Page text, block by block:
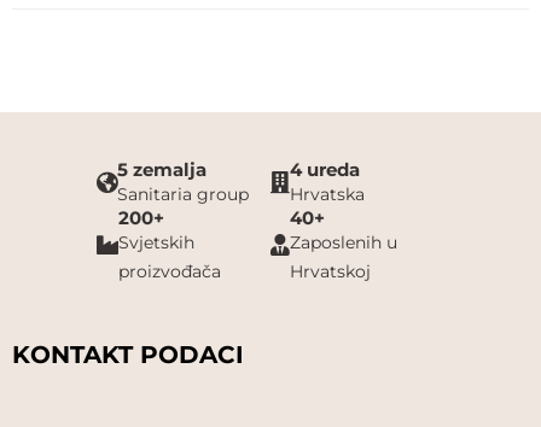
5 zemalja
Sanitaria group
4 ureda
Hrvatska
200+
Svjetskih
proizvođača
40+
Zaposlenih u
Hrvatskoj
KONTAKT PODACI